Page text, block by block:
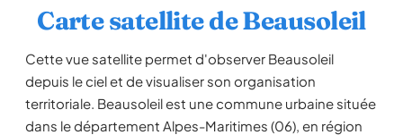
Carte satellite de Beausoleil
Cette vue satellite permet d'observer Beausoleil
depuis le ciel et de visualiser son organisation
territoriale. Beausoleil est une commune urbaine située
dans le département Alpes-Maritimes (06), en région